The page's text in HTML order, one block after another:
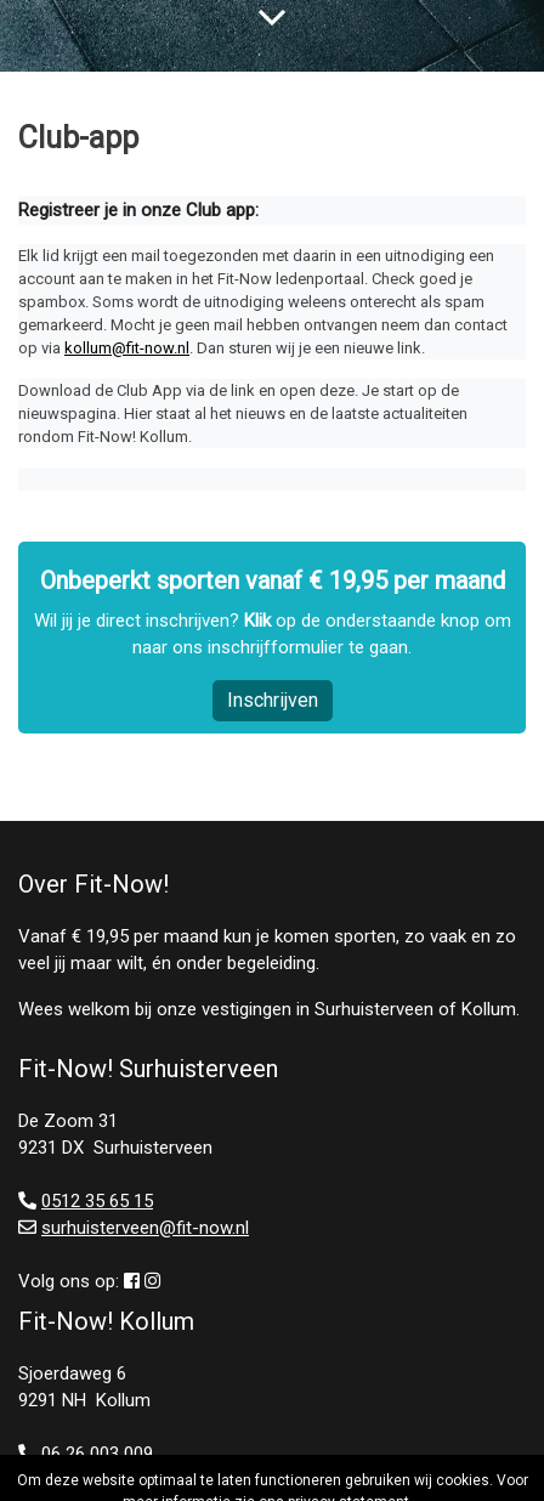
Om deze website optimaal te laten functioneren gebruiken wij cookies. Voor
Club-app
Registreer je in onze Club app:
Elk lid krijgt een mail toegezonden met daarin in een uitnodiging een
account aan te maken in het Fit-Now ledenportaal. Check goed je
spambox. Soms wordt de uitnodiging weleens onterecht als spam
gemarkeerd. Mocht je geen mail hebben ontvangen neem dan contact
op via kollum@fit-now.nl . Dan sturen wij je een nieuwe link.
Download de Club App via de link en open deze. Je start op de
nieuwspagina. Hier staat al het nieuws en de laatste actualiteiten
rondom Fit-Now! Kollum.
Onbeperkt sporten vanaf € 19,95 per maand
Wil jij je direct inschrijven? Klikop de onderstaande knop om
naar ons inschrijfformulier te gaan.
Inschrijven
Over Fit-Now!
Vanaf € 19,95 per maand kun je komen sporten, zo vaak en zo
veel jij maar wilt, én onder begeleiding.
Wees welkom bij onze vestigingen in Surhuisterveen of Kollum.
Fit-Now! Surhuisterveen
De Zoom 31
9231 DX Surhuisterveen
0512 35 65 15
surhuisterveen@fit-now.nl
Volg ons op:
Fit-Now! Kollum
Sjoerdaweg 6
9291 NH Kollum
06 26 003 009
kollum@fit-now.nl